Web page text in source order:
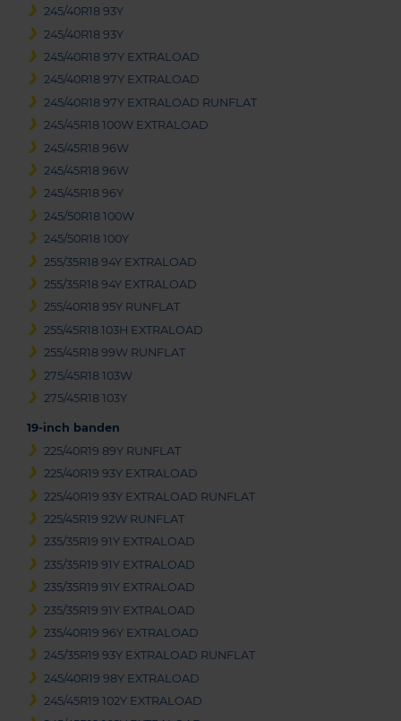
245/40R18 93Y
245/40R18 93Y
245/40R18 97Y EXTRALOAD
245/40R18 97Y EXTRALOAD
245/40R18 97Y EXTRALOAD RUNFLAT
245/45R18 100W EXTRALOAD
245/45R18 96W
245/45R18 96W
245/45R18 96Y
245/50R18 100W
245/50R18 100Y
255/35R18 94Y EXTRALOAD
255/35R18 94Y EXTRALOAD
255/40R18 95Y RUNFLAT
255/45R18 103H EXTRALOAD
255/45R18 99W RUNFLAT
275/45R18 103W
275/45R18 103Y
19-inch banden
225/40R19 89Y RUNFLAT
225/40R19 93Y EXTRALOAD
225/40R19 93Y EXTRALOAD RUNFLAT
225/45R19 92W RUNFLAT
235/35R19 91Y EXTRALOAD
235/35R19 91Y EXTRALOAD
235/35R19 91Y EXTRALOAD
235/35R19 91Y EXTRALOAD
235/40R19 96Y EXTRALOAD
245/35R19 93Y EXTRALOAD RUNFLAT
245/40R19 98Y EXTRALOAD
245/45R19 102Y EXTRALOAD